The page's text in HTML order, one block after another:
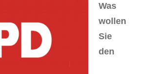
Was
wollen
Sie
den